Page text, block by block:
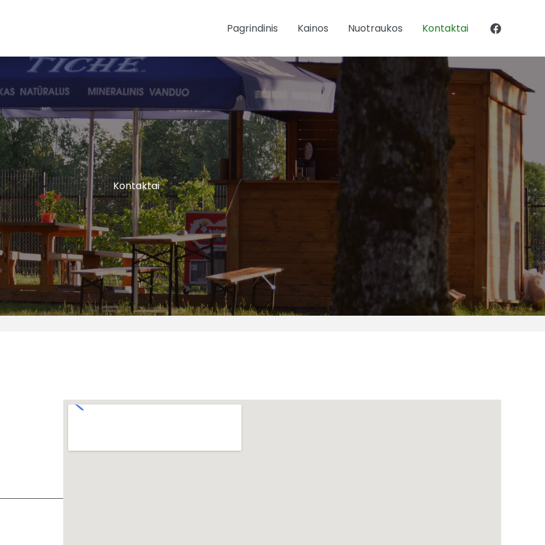
Pagrindinis Kainos Nuotraukos Kontaktai
Kontaktai